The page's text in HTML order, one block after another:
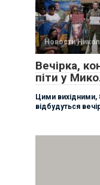
Новости
Вечірка,
піти у
Цими вихідними,
відбудуться